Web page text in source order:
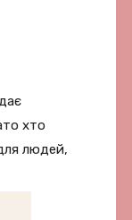
хто
людей,